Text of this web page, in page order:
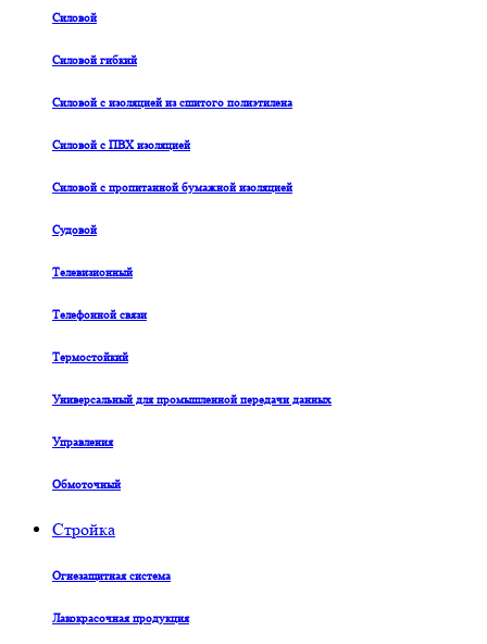
Силовой
Силовой гибкий
Силовой с изоляцией из сшитого полиэтилена
Силовой с ПВХ изоляцией
Силовой с пропитанной бумажной изоляцией
Судовой
Телевизионный
Телефонной связи
Термостойкий
Универсальный для промышленной передачи данных
Управления
Обмоточный
Стройка
Огнезащитная система
Лакокрасочная продукция